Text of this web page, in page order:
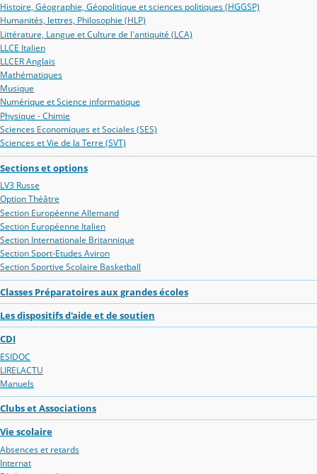
Histoire, Géographie, Géopolitique et sciences politiques (HGGSP)
Humanités, lettres, Philosophie (HLP)
Littérature, Langue et Culture de l'antiquité (LCA)
LLCE Italien
LLCER Anglais
Mathématiques
Musique
Numérique et Science informatique
Physique - Chimie
Sciences Economiques et Sociales (SES)
Sciences et Vie de la Terre (SVT)
Sections et options
LV3 Russe
Option Théâtre
Section Européenne Allemand
Section Européenne Italien
Section Internationale Britannique
Section Sport-Etudes Aviron
Section Sportive Scolaire Basketball
Classes Préparatoires aux grandes écoles
Les dispositifs d'aide et de soutien
CDI
ESIDOC
LIRELACTU
Manuels
Clubs et Associations
Vie scolaire
Absences et retards
Internat